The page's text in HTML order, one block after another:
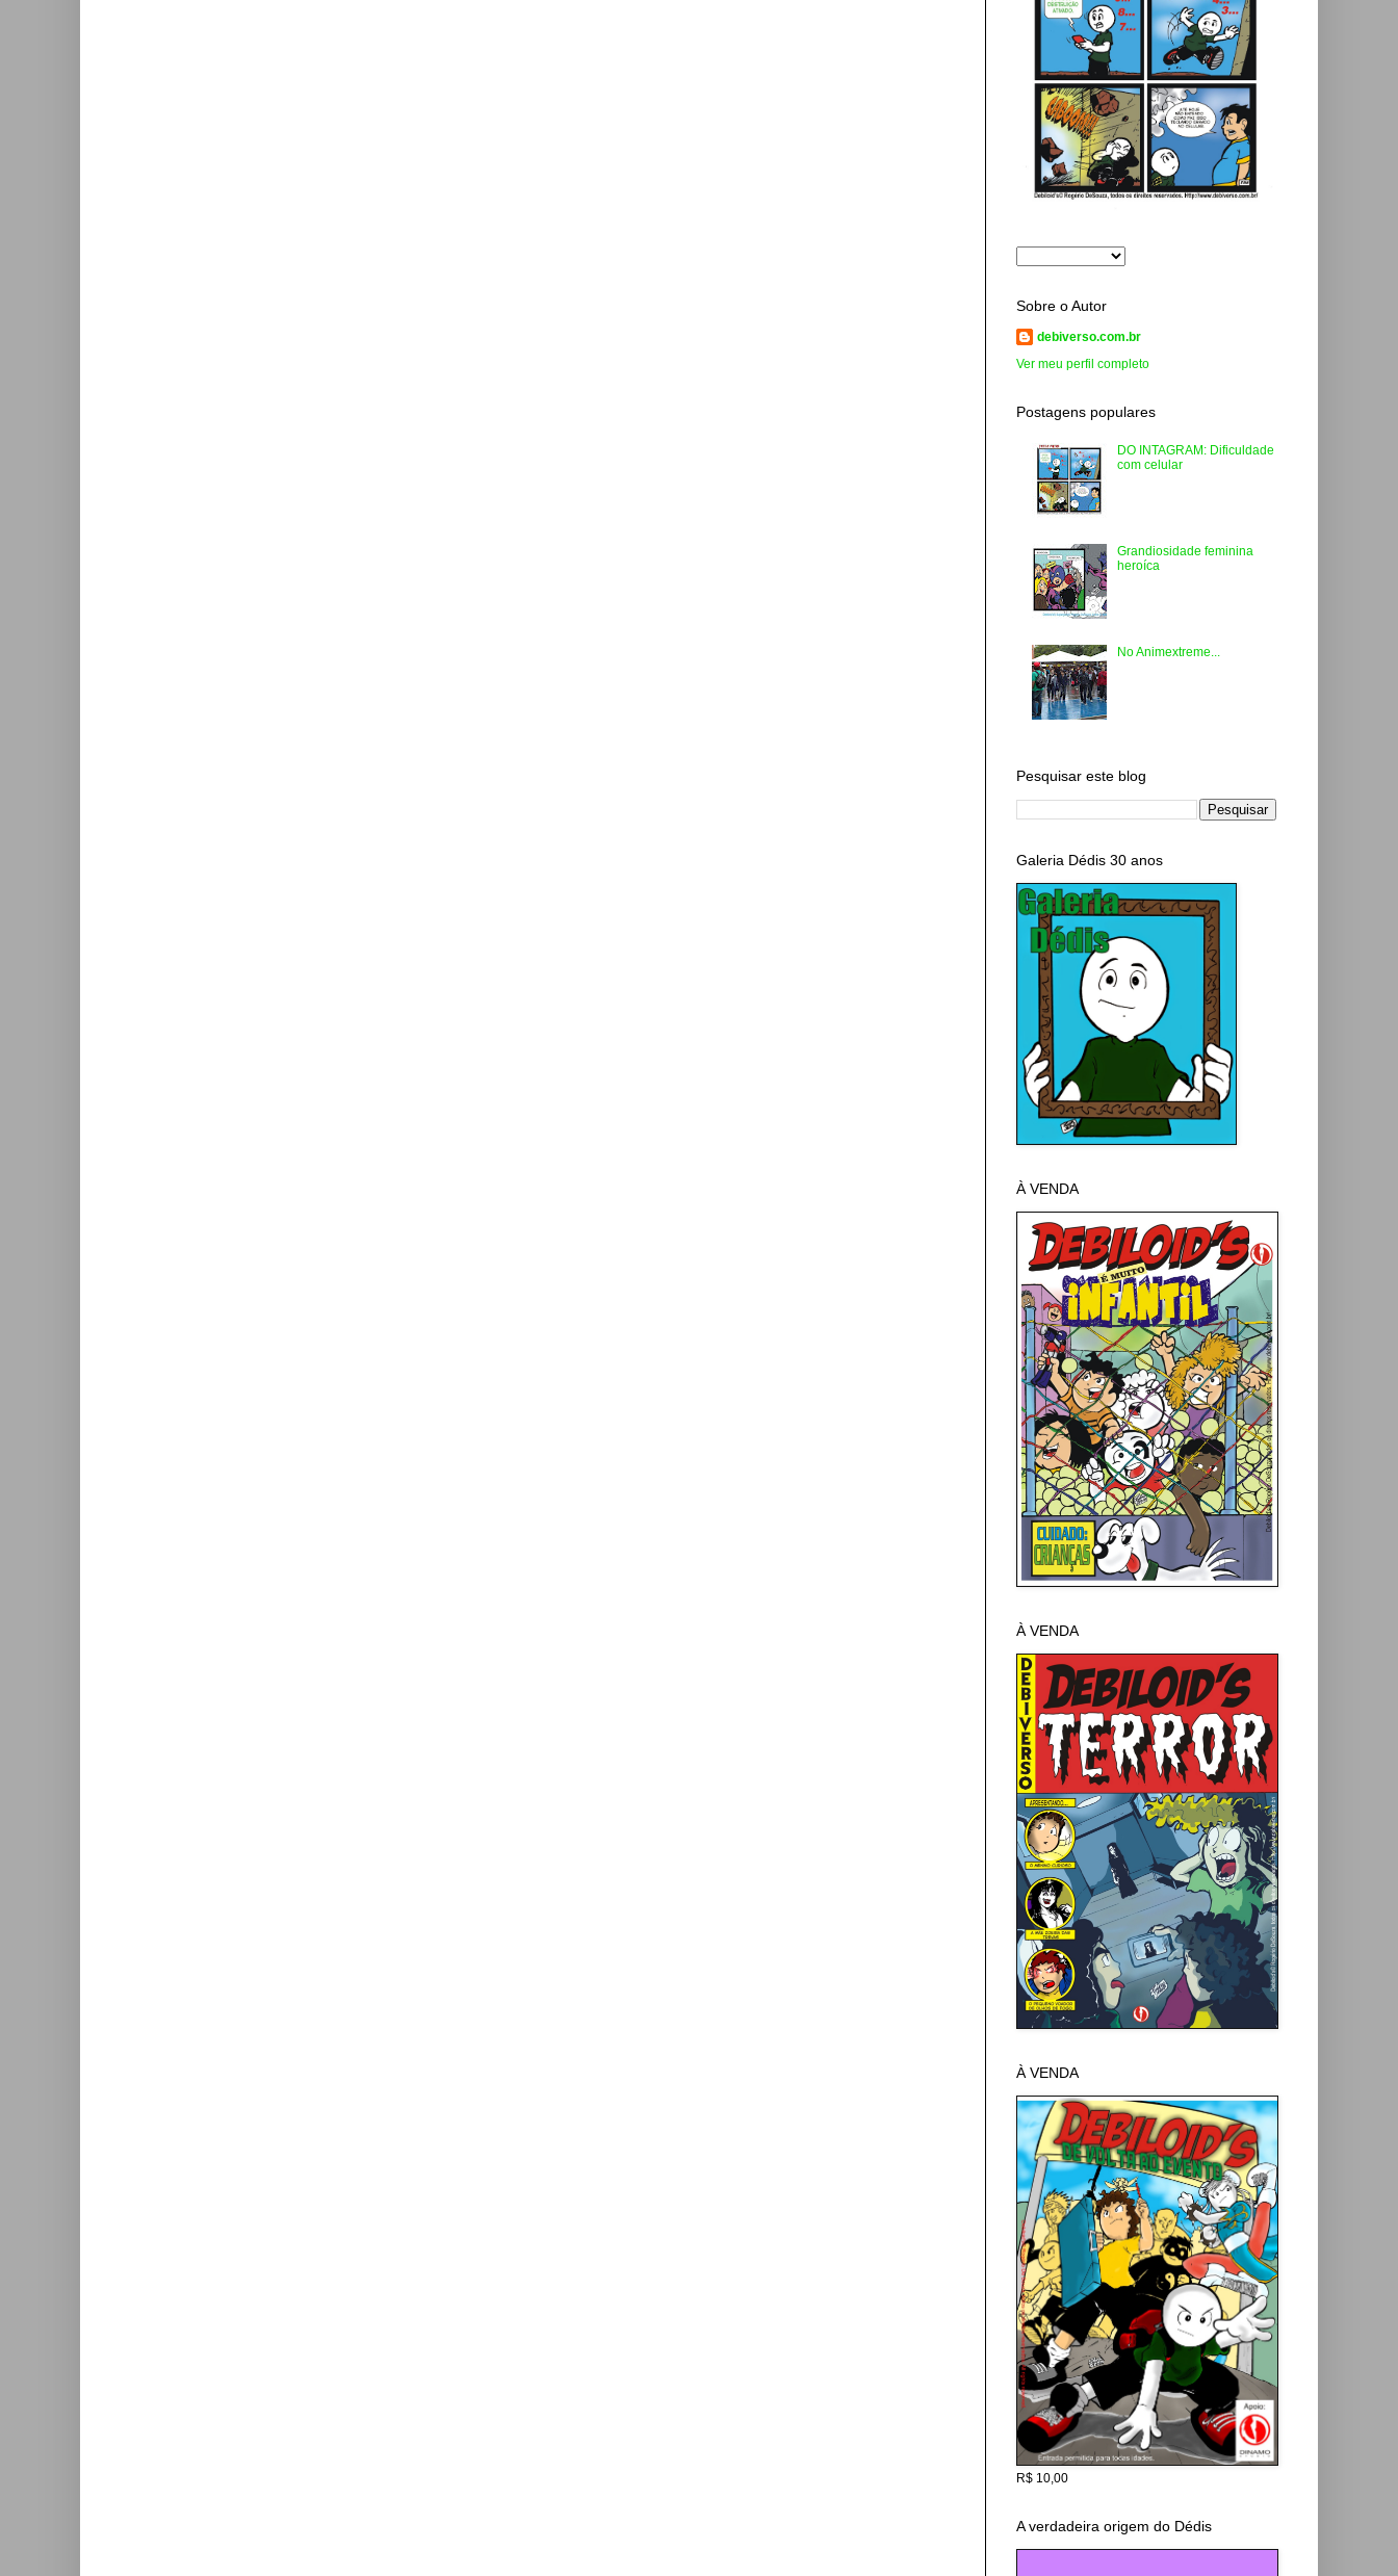
Sobre o Autor
debiverso.com.br
Ver meu perfil completo
Postagens populares
DO INTAGRAM: Dificuldade
com celular
Grandiosidade feminina
heroíca
No Animextreme...
Pesquisar este blog
Galeria Dédis 30 anos
À VENDA
À VENDA
À VENDA
R$ 10,00
A verdadeira origem do Dédis